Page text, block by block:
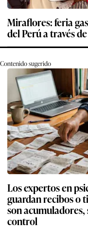
Miraflores: feria
del Perú a través
Contenido sugerido
Los expertos en
guardan recibos o
son
control